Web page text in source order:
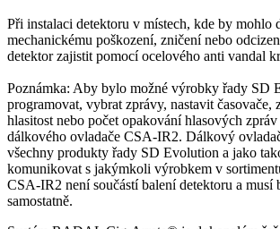
Při instalaci detektoru v místech, kde by mohlo
mechanickému poškození, zničení nebo
detektor zajistit pomocí ocelového anti vandal
Poznámka: Aby bylo možné výrobky řady SD
programovat, vybrat zprávy, nastavit časovače,
hlasitost nebo počet opakování hlasových
dálkového ovladače CSA-IR2. Dálkový
všechny produkty řady SD Evolution a jako
komunikovat s jakýmkoli výrobkem v
CSA-IR2 není součástí balení detektoru a musí
samostatně.